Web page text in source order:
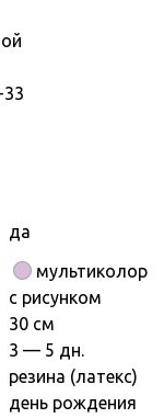
33
да
мультиколор
с рисунком
30 см
3 — 5 дн.
резина (латекс)
день рождения